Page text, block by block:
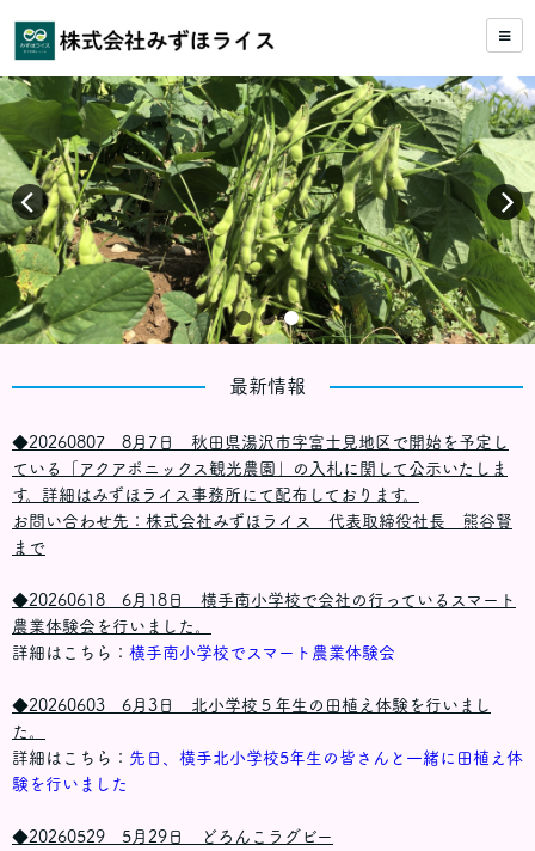
最新情報
◆20260807 8月7日 秋田県湯沢市字富士見地区で開始を予定し
ている「アクアポニックス観光農園」の入札に関して公示いたしま
す。詳細はみずほライス事務所にて配布しております。
お問い合わせ先：株式会社みずほライス 代表取締役社長 熊谷賢
まで
◆20260618 6月18日 横手南小学校で会社の行っているスマート
農業体験会を行いました。
詳細はこちら： 横手南小学校でスマート農業体験会
◆20260603 6月3日 北小学校５年生の田植え体験を行いまし
た。
詳細はこちら： 先日、横手北小学校5年生の皆さんと一緒に田植え体
験を行いました
◆20260529 5月29日 どろんこラグビー